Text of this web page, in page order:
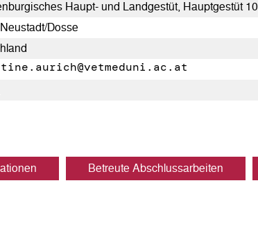
Haupt- und Landgestüt, Hauptgestüt 10
Dosse
Betreute Abschlussarbeiten